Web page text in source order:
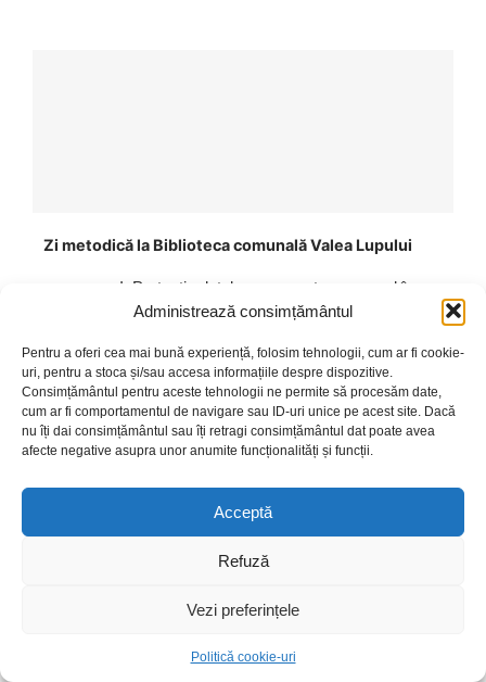
Administrează consimțământul
Pentru a oferi cea mai bună experiență, folosim tehnologii, cum ar fi cookie-
uri, pentru a stoca și/sau accesa informațiile despre dispozitive.
Consimțământul pentru aceste tehnologii ne permite să procesăm date,
cum ar fi comportamentul de navigare sau ID-uri unice pe acest site. Dacă
nu îți dai consimțământul sau îți retragi consimțământul dat poate avea
afecte negative asupra unor anumite funcționalități și funcții.
Acceptă
Refuză
Vezi preferințele
Politică cookie-uri
Zi metodică la Biblioteca comunală Valea Lupului
ema I: Protecția datelor cu caracter personal în
biblioteca publică Tema II: Eurodesk: Cine? Ce? De
personal în bibliotecă – jurist Bogdan-Theodor Durac
Eurodesk: Cine? Ce? De ce ? Pentru ce ? – Aurica
Dvoracic, Coordonator CCIM și Multiplicator Eurodesk
Eveniment Eurodesk: “Time to Move în Școala ta!” –
organizat de Biblioteca Județeană “Gh. Asachi” în
parteneriat cu Biblioteca publică comunală Valea Lupului și
Ziua Metodică din 18.10.2018, s-a desfășurat în același
climat profesional de calitate